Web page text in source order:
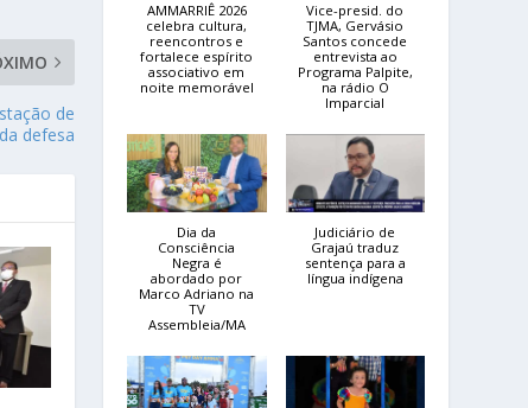
de
defesa
AMMARRIÊ 2026
celebra cultura,
reencontros e
fortalece espírito
associativo em
noite memorável
Vice-presid. do
TJMA, Gervásio
Santos concede
entrevista ao
Programa Palpite,
na rádio O
Imparcial
Dia da
Consciência
Negra é
abordado por
Marco Adriano na
TV
Assembleia/MA
Judiciário de
Grajaú traduz
sentença para a
língua indígena